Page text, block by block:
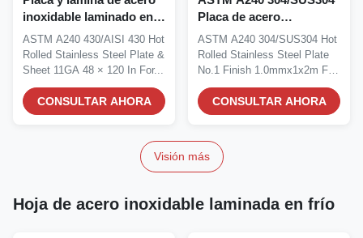
inoxidable laminado en
caliente ASTM A240
430/AISI 430 de calibre
11 (11GA) de 48 x 120
pulgadas para
aplicaciones
arquitectónicas
ASTM A240 430/AISI 430 Hot
Rolled Stainless Steel Plate &
Sheet 11GA 48 × 120 In For...
CONSULTAR AHORA
Placa de acero
inoxidable laminada en
caliente No.1
Finalización
1.0mmx1x2m Para el
mantenimiento de
buques IMPA 671604
ASTM A240 304/SUS304 Hot
Rolled Stainless Steel Plate
No.1 Finish 1.0mmx1x2m For
Vessel...
CONSULTAR AHORA
Visión más
Hoja de acero inoxidable laminada en frío